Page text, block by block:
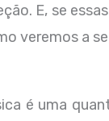
E, se
veremos a
é uma